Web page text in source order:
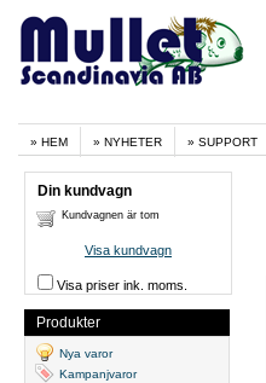
HEM NYHETER SUPPORT
Din kundvagn
Kundvagnen är tom
Visa kundvagn
Visa priser ink. moms.
Produkter
Nya varor
Kampanjvaror